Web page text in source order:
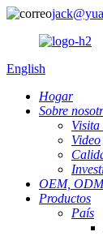
English
Hogar
Sobre
Video
OEM,
Productos
País